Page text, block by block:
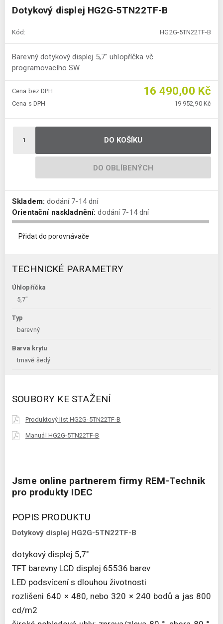
Dotykový displej HG2G-5TN22TF-B
Kód: HG2G-5TN22TF-B
Barevný dotykový displej 5,7" uhlopříčka vč.
programovacího SW
Cena bez DPH 16 490,00 Kč
Cena s DPH 19 952,90 Kč
DO KOŠÍKU
DO OBLÍBENÝCH
Skladem: dodání 7-14 dní
Orientační naskladnění: dodání 7-14 dní
Přidat do porovnávače
TECHNICKÉ PARAMETRY
Úhlopříčka
5,7"
Typ
barevný
Barva krytu
tmavě šedý
SOUBORY KE STAŽENÍ
Produktový list HG2G-5TN22TF-B
Manuál HG2G-5TN22TF-B
Jsme online partnerem firmy REM-Technik
pro produkty IDEC
POPIS PRODUKTU
Dotykový displej HG2G-5TN22TF-B
dotykový displej 5,7"
TFT barevny LCD displej 65536 barev
LED podsvícení s dlouhou životnosti
rozlišeni 640 × 480, nebo 320 × 240 bodů a jas 800
cd/m2